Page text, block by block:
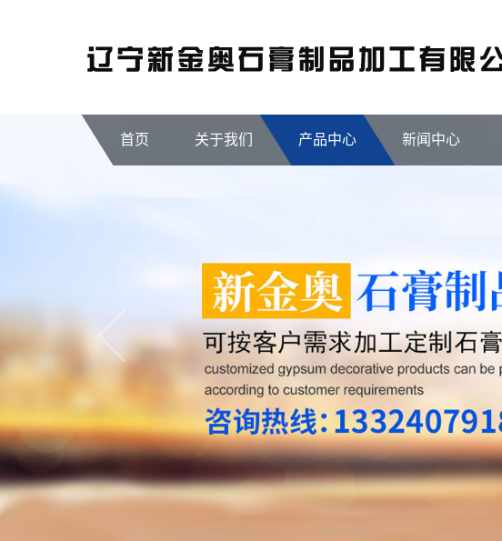
首页 关于我们 产品中心 新闻中心